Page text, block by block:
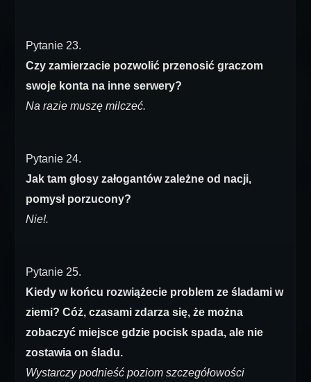
Pytanie 23.
Czy zamierzacie pozwolić przenosić graczom
swoje konta na inne serwery?
Na razie muszę milczeć.
Pytanie 24.
Jak tam głosy załogantów zależne od nacji,
pomysł porzucony?
Nie!.
Pytanie 25.
Kiedy w końcu rozwiążecie problem ze śladami w
ziemi? Cóż, czasami zdarza się, że można
zobaczyć miejsce gdzie pocisk spada, ale nie
zostawia on śladu.
Wystarczy podnieść poziom szczegółowości